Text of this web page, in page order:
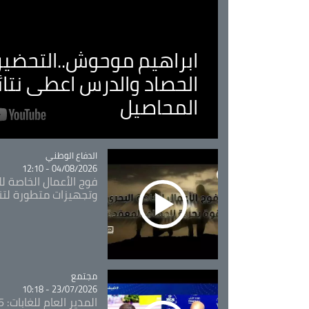
ابراهيم
الحصاد والدرس اعطى
المحاصيل
Catégorie
الدفاع الوطني
04/08/2026 - 12:10
فوج الأعمال الخاصة
وتجهيزات متطورة
Catégorie
مجتمع
23/07/2026 - 10:18